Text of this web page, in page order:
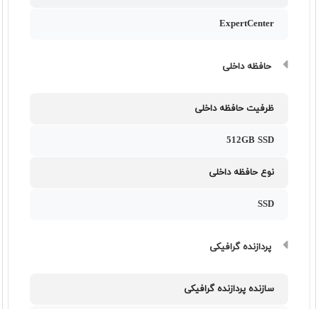
ExpertCenter
حافظه داخلی
ظرفیت حافظه داخلی
512GB SSD
نوع حافظه داخلی
SSD
پردازنده گرافیکی
سازنده پردازنده گرافیکی